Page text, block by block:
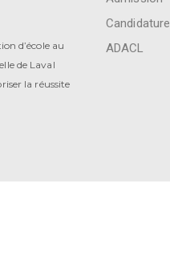
d’école au
de Laval
la réussite
Candidature
ADACL